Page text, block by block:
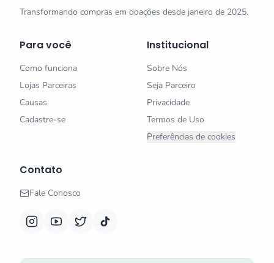
Transformando compras em doações desde janeiro de 2025.
Para você
Como funciona
Lojas Parceiras
Causas
Cadastre-se
Institucional
Sobre Nós
Seja Parceiro
Privacidade
Termos de Uso
Preferências de cookies
Contato
Fale Conosco